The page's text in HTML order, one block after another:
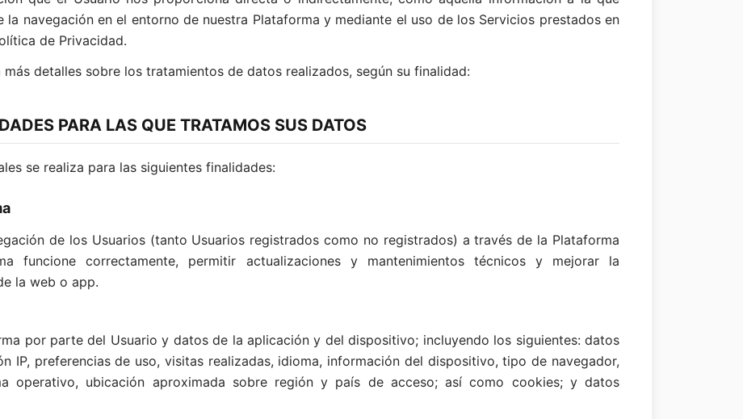
la navegación en el entorno de nuestra Plataforma y mediante el uso de los Servicios prestados en
de Privacidad.
detalles sobre los tratamientos de datos realizados, según su finalidad:
PARA LAS QUE TRATAMOS SUS DATOS
se realiza para las siguientes finalidades:
de los Usuarios (tanto Usuarios registrados como no registrados) a través de la Plataforma
funcione correctamente, permitir actualizaciones y mantenimientos técnicos y mejorar la
la web o app.
por parte del Usuario y datos de la aplicación y del dispositivo; incluyendo los siguientes: datos
IP, preferencias de uso, visitas realizadas, idioma, información del dispositivo, tipo de navegador,
operativo, ubicación aproximada sobre región y país de acceso; así como cookies; y datos